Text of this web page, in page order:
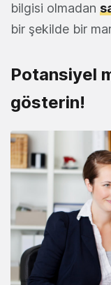
bilgisi olmadan
bir şekilde bir
Potansiyel
gösterin!